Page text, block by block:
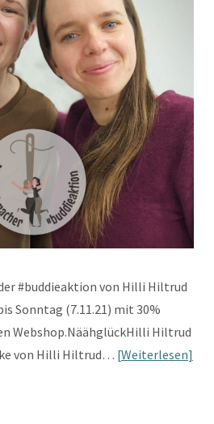
#buddieaktion von Hilli Hiltrud
Sonntag (7.11.21) mit 30%
Webshop.NäähglückHilli Hiltrud
von Hilli Hiltrud… Weiterlesen